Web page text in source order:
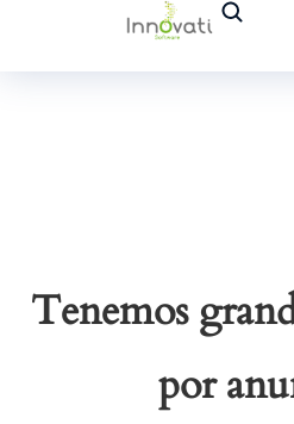
Tenemos
por